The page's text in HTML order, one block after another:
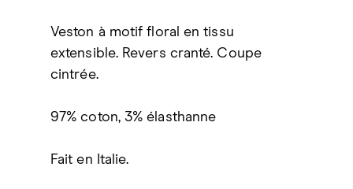
Veston à motif floral en tissu
extensible. Revers cranté. Coupe
cintrée.
97% coton, 3% élasthanne
Fait en Italie.